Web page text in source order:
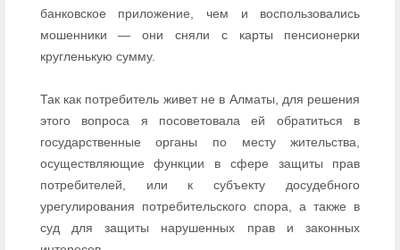
банковское приложение, чем и воспользовались
мошенники — они сняли с карты пенсионерки
кругленькую сумму.
Так как потребитель живет не в Алматы, для решения
этого вопроса я посоветовала ей обратиться в
государственные органы по месту жительства,
осуществляющие функции в сфере защиты прав
потребителей, или к субъекту досудебного
урегулирования потребительского спора, а также в
суд для защиты нарушенных прав и законных